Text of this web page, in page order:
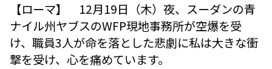
【ローマ】 12月19日（木）夜、スーダンの青
ナイル州ヤブスのWFP現地事務所が空爆を受
け、職員3人が命を落とした悲劇に私は大きな衝
撃を受け、心を痛めています。